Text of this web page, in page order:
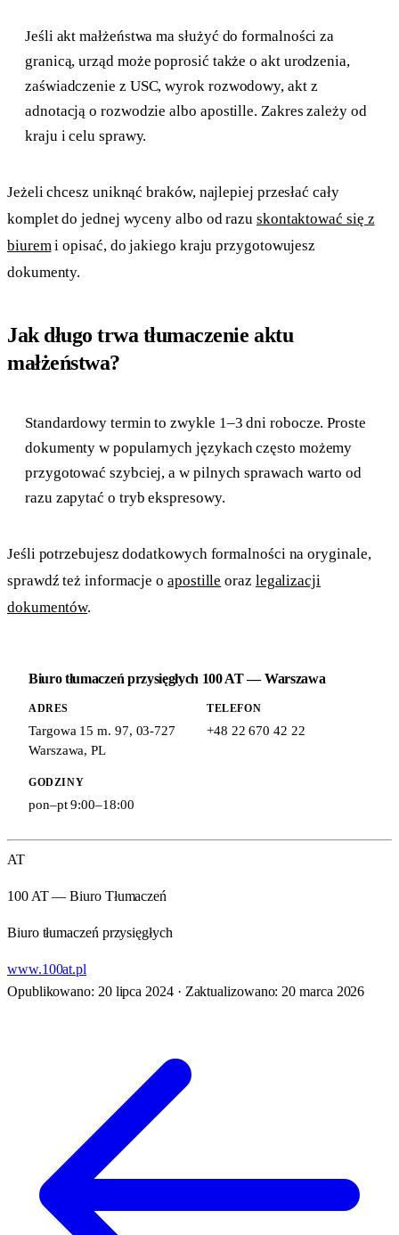
Jeśli akt małżeństwa ma służyć do formalności za
granicą, urząd może poprosić także o akt urodzenia,
zaświadczenie z USC, wyrok rozwodowy, akt z
adnotacją o rozwodzie albo apostille. Zakres zależy od
kraju i celu sprawy.
Jeżeli chcesz uniknąć braków, najlepiej przesłać cały
komplet do jednej wyceny albo od razu skontaktować się z
biuremi opisać, do jakiego kraju przygotowujesz
dokumenty.
Jak długo trwa tłumaczenie aktu
małżeństwa?
Standardowy termin to zwykle 1–3 dni robocze. Proste
dokumenty w popularnych językach często możemy
przygotować szybciej, a w pilnych sprawach warto od
razu zapytać o tryb ekspresowy.
Jeśli potrzebujesz dodatkowych formalności na oryginale,
sprawdź też informacje o apostille oraz legalizacji
dokumentów.
Biuro tłumaczeń przysięgłych 100 AT — Warszawa
ADRES
Targowa 15 m. 97, 03-727
Warszawa,PL
TELEFON
+48 22 670 42 22
GODZINY
pon–pt 9:00–18:00
AT
100 AT — Biuro Tłumaczeń
Biuro tłumaczeń przysięgłych
www.100at.pl
Opublikowano: 20 lipca 2024 · Zaktualizowano: 20 marca 2026